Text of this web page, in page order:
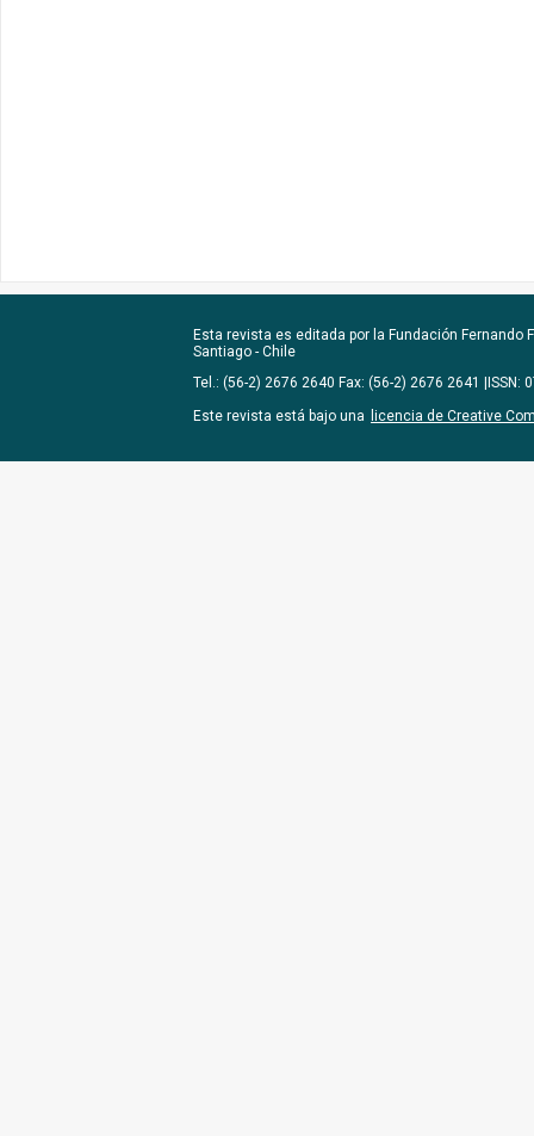
Esta revista es editada por la Fundación Fernando
Santiago - Chile
Tel.: (56-2) 2676 2640 Fax: (56-2) 2676 2641 |ISSN:
Este revista está bajo una
licencia de Creative